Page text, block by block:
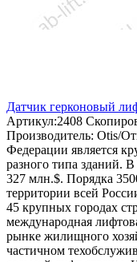
Датчик герконовый
Артикул:2408
Производитель: Otis/
Федерации является
разного типа зданий.
327 млн.$. Порядка
территории всей
45 крупных городах
международная
рынке жилищного
частичном